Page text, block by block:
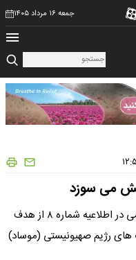
جمعه ۱۶ مرداد ۱۴۰۵
می سوزد
روابط عمومی سپاه پاسداران انقلاب اسلامی در اطلاعیه شماره ۸ از هدف
های رژیم صهیونیستی (موساد)